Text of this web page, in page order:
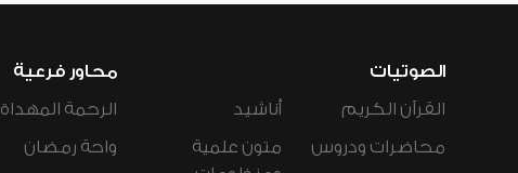
الصوتيات
القرآن الكريم
محاضرات ودروس
أناشيد
متون علمية
محاور فرعية
الرحمة المهداة
واحة رمضان